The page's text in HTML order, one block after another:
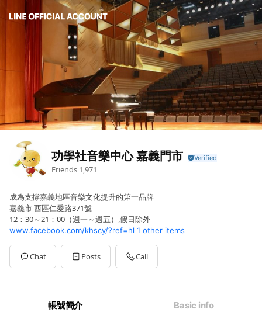
功學社音樂中心 嘉義門市
Friends 1,971
成為支撐嘉義地區音樂文化提升的第一品牌
嘉義市 西區仁愛路371號
12：30～21：00（週一～週五）,假日除外
www.facebook.com/khscy/?ref=hl 1 other items
Chat Posts Call
帳號簡介 Basic info